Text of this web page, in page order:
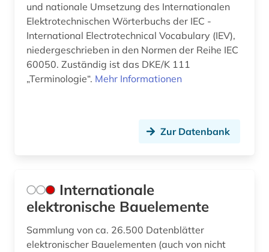
und nationale Umsetzung des Internationalen
Elektrotechnischen Wörterbuchs der IEC -
International Electrotechnical Vocabulary (IEV),
niedergeschrieben in den Normen der Reihe IEC
60050. Zuständig ist das DKE/K 111
„Terminologie“. Mehr Informationen
Zur Datenbank
Internationale
elektronische Bauelemente
Sammlung von ca. 26.500 Datenblätter
elektronischer Bauelementen (auch von nicht